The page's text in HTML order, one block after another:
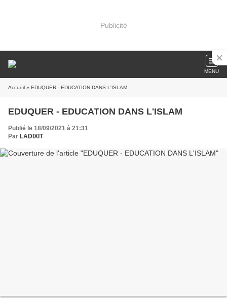
Publicité
MENU
Accueil » EDUQUER - EDUCATION DANS L'ISLAM
EDUQUER - EDUCATION DANS L'ISLAM
Publié le 18/09/2021 à 21:31
Par LADIXIT